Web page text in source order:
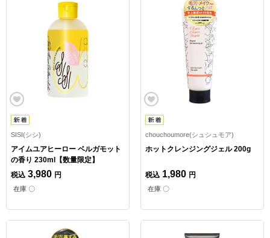
SISI(シシ)
アイムユアヒーロー ベルガモット
の香り 230ml【数量限定】
税込 3,980 円
在庫 〇
chouchoumore(シュシュモア)
ホットクレンジングジェル 200g
税込 1,980 円
在庫 〇